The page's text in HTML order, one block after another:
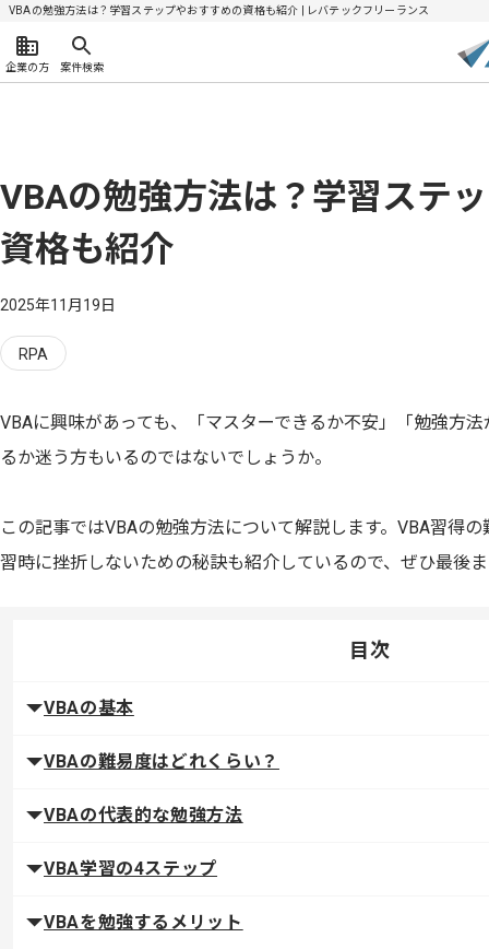
VBAの勉強方法は？学習ステップやおすすめの資格も紹介 | レバテックフリーランス
企業の方 案件検索
VBAの勉強方法は？学習ステ
資格も紹介
2025年11月19日
RPA
VBAに興味があっても、「マスターできるか不安」「勉強方
るか迷う方もいるのではないでしょうか。
この記事ではVBAの勉強方法について解説します。VBA習得
習時に挫折しないための秘訣も紹介しているので、ぜひ最後
目次
VBAの基本
VBAの難易度はどれくらい？
VBAの代表的な勉強方法
VBA学習の4ステップ
VBAを勉強するメリット